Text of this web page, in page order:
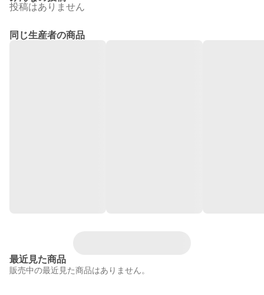
投稿はありません
同じ生産者の商品
最近見た商品
販売中の最近見た商品はありません。